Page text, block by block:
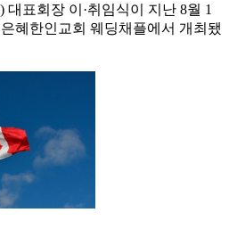
표회장 이·취임식이 지난 8월 1
혜한인교회 웨딩채플에서 개최됐